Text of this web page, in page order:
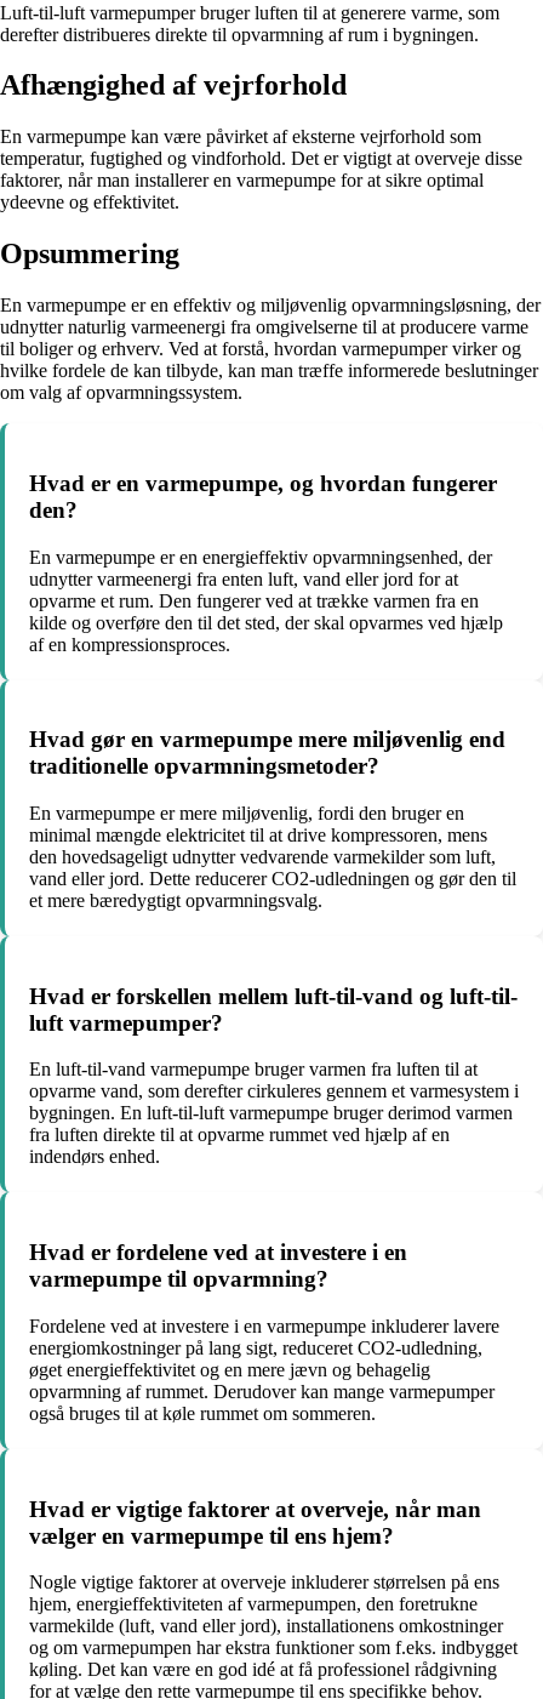
Luft-til-luft varmepumper bruger luften til at generere varme, som
derefter distribueres direkte til opvarmning af rum i bygningen.
Afhængighed af vejrforhold
En varmepumpe kan være påvirket af eksterne vejrforhold som
temperatur, fugtighed og vindforhold. Det er vigtigt at overveje disse
faktorer, når man installerer en varmepumpe for at sikre optimal
ydeevne og effektivitet.
Opsummering
En varmepumpe er en effektiv og miljøvenlig opvarmningsløsning, der
udnytter naturlig varmeenergi fra omgivelserne til at producere varme
til boliger og erhverv. Ved at forstå, hvordan varmepumper virker og
hvilke fordele de kan tilbyde, kan man træffe informerede beslutninger
om valg af opvarmningssystem.
Hvad er en varmepumpe, og hvordan fungerer
den?
En varmepumpe er en energieffektiv opvarmningsenhed, der
udnytter varmeenergi fra enten luft, vand eller jord for at
opvarme et rum. Den fungerer ved at trække varmen fra en
kilde og overføre den til det sted, der skal opvarmes ved hjælp
af en kompressionsproces.
Hvad gør en varmepumpe mere miljøvenlig end
traditionelle opvarmningsmetoder?
En varmepumpe er mere miljøvenlig, fordi den bruger en
minimal mængde elektricitet til at drive kompressoren, mens
den hovedsageligt udnytter vedvarende varmekilder som luft,
vand eller jord. Dette reducerer CO2-udledningen og gør den til
et mere bæredygtigt opvarmningsvalg.
Hvad er forskellen mellem luft-til-vand og luft-til-
luft varmepumper?
En luft-til-vand varmepumpe bruger varmen fra luften til at
opvarme vand, som derefter cirkuleres gennem et varmesystem i
bygningen. En luft-til-luft varmepumpe bruger derimod varmen
fra luften direkte til at opvarme rummet ved hjælp af en
indendørs enhed.
Hvad er fordelene ved at investere i en
varmepumpe til opvarmning?
Fordelene ved at investere i en varmepumpe inkluderer lavere
energiomkostninger på lang sigt, reduceret CO2-udledning,
øget energieffektivitet og en mere jævn og behagelig
opvarmning af rummet. Derudover kan mange varmepumper
også bruges til at køle rummet om sommeren.
Hvad er vigtige faktorer at overveje, når man
vælger en varmepumpe til ens hjem?
Nogle vigtige faktorer at overveje inkluderer størrelsen på ens
hjem, energieffektiviteten af varmepumpen, den foretrukne
varmekilde (luft, vand eller jord), installationens omkostninger
og om varmepumpen har ekstra funktioner som f.eks. indbygget
køling. Det kan være en god idé at få professionel rådgivning
for at vælge den rette varmepumpe til ens specifikke behov.